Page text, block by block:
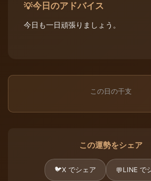
💡今日のアドバイス
今日も一日頑張りましょう。
この日の干支
この運勢をシェア
🐦X でシェア 💬LINE で